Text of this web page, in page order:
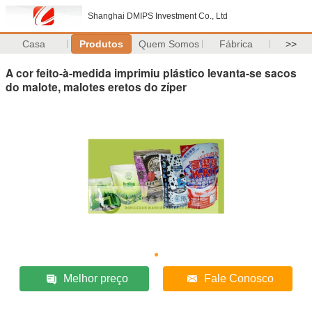
Shanghai DMIPS Investment Co., Ltd
Casa Produtos Quem Somos Fábrica >>
A cor feito-à-medida imprimiu plástico levanta-se sacos
do malote, malotes eretos do zíper
Melhor preço Fale Conosco